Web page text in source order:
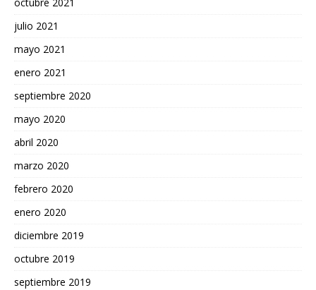
octubre 2021
julio 2021
mayo 2021
enero 2021
septiembre 2020
mayo 2020
abril 2020
marzo 2020
febrero 2020
enero 2020
diciembre 2019
octubre 2019
septiembre 2019